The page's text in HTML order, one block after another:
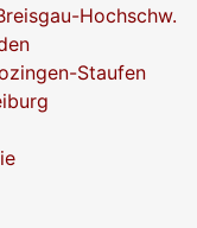
Hochschw.
Staufen